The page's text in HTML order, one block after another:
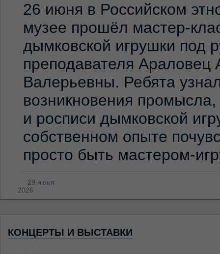
26 июня в Российском
музее прошёл мастер-
дымковской игрушки под
преподавателя Араловец
Валерьевны. Ребята
возникновения
и росписи дымковской
собственном опыте
просто быть мастером-
29 июня
2026
КОНЦЕРТЫ И ВЫСТАВКИ